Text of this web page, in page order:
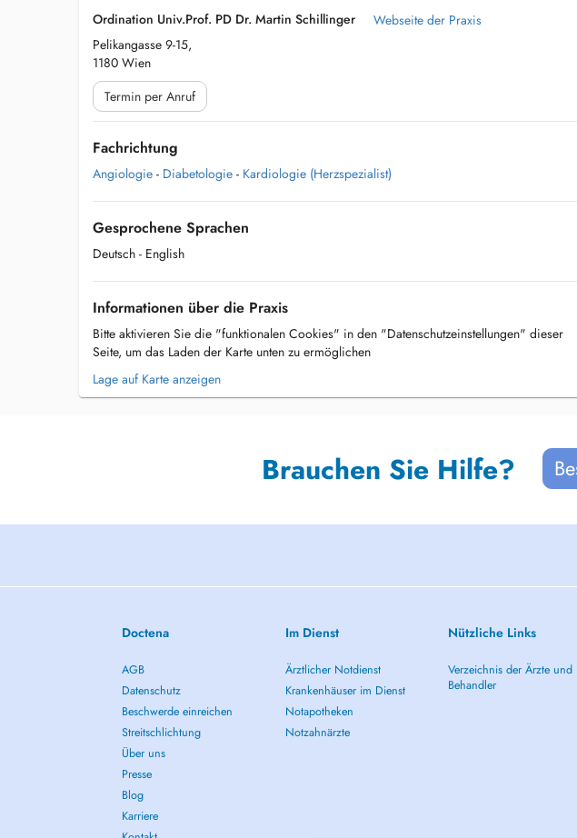
Ordination Univ.Prof. PD Dr. Martin Schillinger
Pelikangasse 9-15,
1180 Wien
Webseite der Praxis
Termin per Anruf
Fachrichtung
Angiologie - Diabetologie - Kardiologie (Herzspezialist)
Gesprochene Sprachen
Deutsch - English
Informationen über die Praxis
Bitte aktivieren Sie die "funktionalen Cookies" in den "Datenschutzeinstellungen" dieser
Seite, um das Laden der Karte unten zu ermöglichen
Lage auf Karte anzeigen
Brauchen Sie Hilfe?
Doctena
AGB
Datenschutz
Beschwerde einreichen
Streitschlichtung
Über uns
Presse
Blog
Karriere
Im Dienst
Ärztlicher Notdienst
Krankenhäuser im Dienst
Notapotheken
Notzahnärzte
Nützliche Links
Verzeichnis der Ärzte und
Behandler